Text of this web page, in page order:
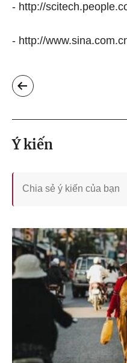
- http://
- http://
Ý kiến